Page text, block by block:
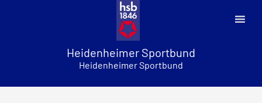
Heidenheimer Sportbund
Heidenheimer Sportbund